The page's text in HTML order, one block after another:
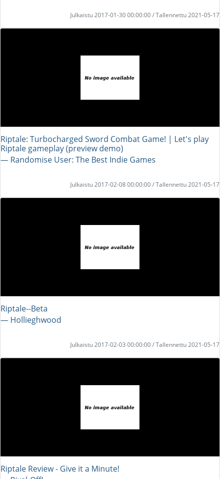
Julkaistu 2017-01-30 00:00:00 / Tallennettu 2021-05-17
Riptale: Turbocharged Sword Combat Game! | Let's play
Riptale gameplay (preview demo)
― Randomise User: The Best Indie Games
Julkaistu 2017-02-08 00:00:00 / Tallennettu 2021-05-17
Riptale--Beta
― Hollieghwood
Julkaistu 2017-02-03 00:00:00 / Tallennettu 2021-05-17
Riptale Review - Give it a Minute!